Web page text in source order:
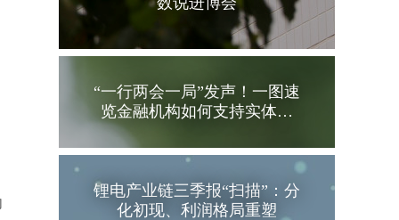
“一行两会一局”发声！一图速
览金融机构如何支持实体…
锂电产业链三季报“扫描”：分
化初现、利润格局重塑